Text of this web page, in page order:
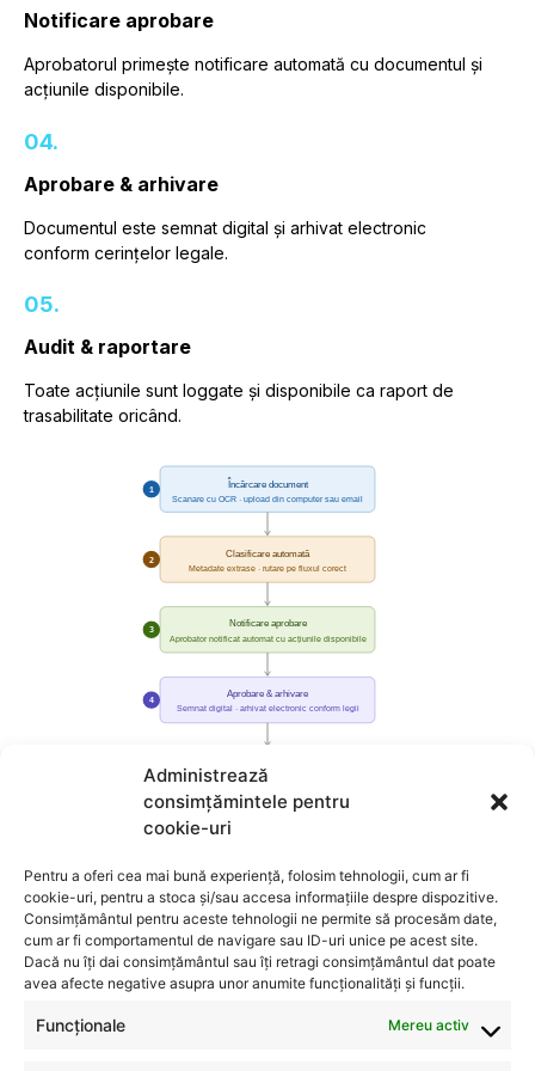
Administrează
consimțămintele pentru
cookie-uri
Pentru a oferi cea mai bună experiență, folosim tehnologii, cum ar fi
cookie-uri, pentru a stoca și/sau accesa informațiile despre dispozitive.
Consimțământul pentru aceste tehnologii ne permite să procesăm date,
cum ar fi comportamentul de navigare sau ID-uri unice pe acest site.
Dacă nu îți dai consimțământul sau îți retragi consimțământul dat poate
avea afecte negative asupra unor anumite funcționalități și funcții.
Funcționale Mereu activ
Notificare aprobare
Aprobatorul primește notificare automată cu documentul și
acțiunile disponibile.
04.
Aprobare & arhivare
Documentul este semnat digital și arhivat electronic
conform cerințelor legale.
05.
Audit & raportare
Toate acțiunile sunt loggate și disponibile ca raport de
trasabilitate oricând.